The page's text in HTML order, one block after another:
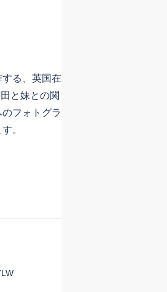
る、英国在
と妹との関
フォトグラ
。